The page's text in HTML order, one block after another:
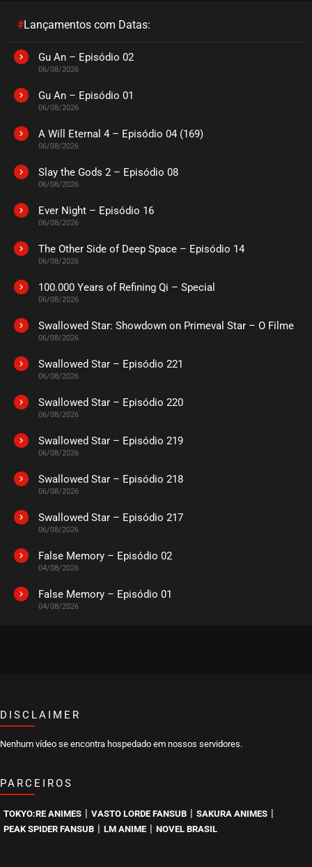
#Lançamentos com Datas:
Gu An – Episódio 02
06/08/2026
Gu An – Episódio 01
06/08/2026
A Will Eternal 4 – Episódio 04 (169)
06/08/2026
Slay the Gods 2 – Episódio 08
06/08/2026
Ever Night – Episódio 16
06/08/2026
The Other Side of Deep Space – Episódio 14
06/08/2026
100.000 Years of Refining Qi – Special
06/08/2026
Swallowed Star: Showdown on Primeval Star – O Filme
06/08/2026
Swallowed Star – Episódio 221
06/08/2026
Swallowed Star – Episódio 220
06/08/2026
Swallowed Star – Episódio 219
06/08/2026
Swallowed Star – Episódio 218
06/08/2026
Swallowed Star – Episódio 217
06/08/2026
False Memory – Episódio 02
04/08/2026
False Memory – Episódio 01
04/08/2026
DISCLAIMER
Nenhum vídeo se encontra hospedado em nossos servidores.
PARCEIROS
TOKYO:RE ANIMES VASTO LORDE FANSUB SAKURA ANIMES
PEAK SPIDER FANSUB LM ANIME NOVEL BRASIL